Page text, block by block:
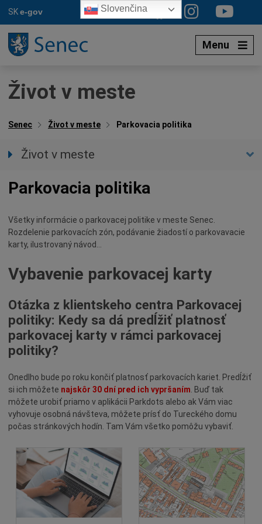
SKe-gov
Menu
Život v meste
Senec Život v meste Parkovacia politika
Život v meste
Aplikácia SENEC
Mestská polícia
Mestské noviny SENČAN
Kultúra
Šport
Doprava
Parkovacia politika
Podávanie žiadostí online
Ilustrovaný návod ParkDots
Potrebujete poradiť?
Regulované zóny
Parkovanie zdarma
Mestá s parkovacou politikou
Najčastejšie otázky k parkovacej politike
Aktuality v kategórii parkovacia politika
Všeobecne záväzné nariadenia k parkovacej politike
Parkovacia politika
Všetky informácie o parkovacej politike v meste Senec.
Rozdelenie parkovacích zón, podávanie žiadostí o parkovavacie
karty, ilustrovaný návod…
Vybavenie parkovacej karty
Otázka z klientskeho centra Parkovacej
politiky: Kedy sa dá predĺžiť platnosť
parkovacej karty v rámci parkovacej
politiky?
Onedlho bude po roku končiť platnosť parkovacích kariet. Predĺžiť
si ich môžete najskôr 30 dní pred ich vypršaním . Buď tak
môžete urobiť priamo v aplikácii Parkdots alebo ak Vám viac
vyhovuje osobná návšteva, môžete prísť do Tureckého domu
počas stránkových hodín. Tam Vám všetko pomôžu vybaviť.
Slovenčina